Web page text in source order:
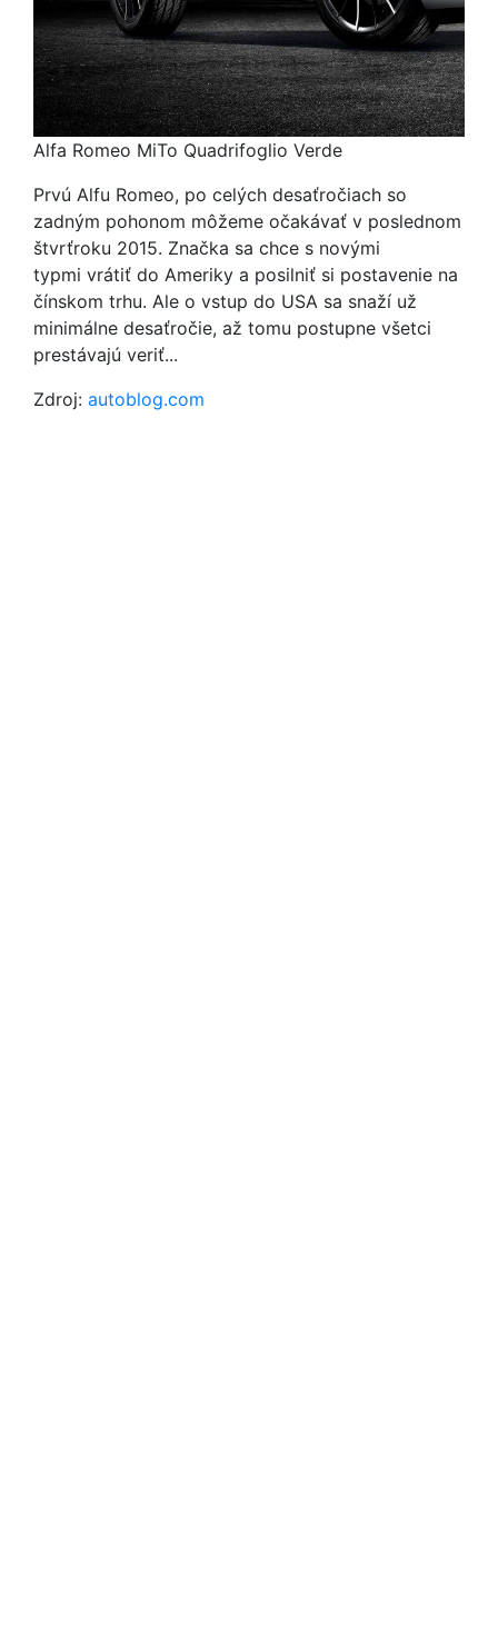
Alfa Romeo MiTo Quadrifoglio Verde
Prvú Alfu Romeo, po celých desaťročiach so
zadným pohonom môžeme očakávať v poslednom
štvrťroku 2015. Značka sa chce s novými
typmi vrátiť do Ameriky a posilniť si postavenie na
čínskom trhu. Ale o vstup do USA sa snaží už
minimálne desaťročie, až tomu postupne všetci
prestávajú veriť...
Zdroj: autoblog.com